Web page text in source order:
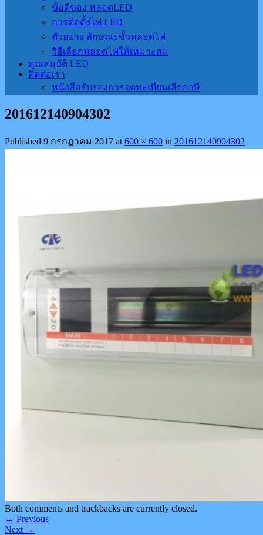
ข้อดีของ หลอดLED
การติดตั้งไฟ LED
ตัวอย่าง ลักษณะขั้วหลอดไฟ
วิธีเลือกหลอดไฟให้เหมาะสม
คุณสมบัติ LED
ติดต่อเรา
หนังสือรับรองการจดทะเบียนเสียภาษี
201612140904302
Published 9 กรกฎาคม 2017 at 600 × 600 in 201612140904302
Both comments and trackbacks are currently closed.
← Previous
Next →